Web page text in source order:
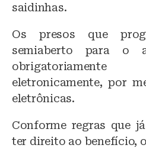
saidinhas.
Os presos que
semiaberto para o
eletronicamente, por
eletrônicas.
Conforme regras que
ter direito ao benefício,